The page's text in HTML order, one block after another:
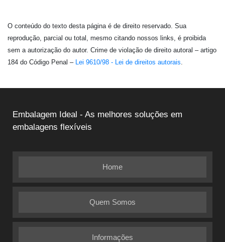
O conteúdo do texto desta página é de direito reservado. Sua
reprodução, parcial ou total, mesmo citando nossos links, é proibida
sem a autorização do autor. Crime de violação de direito autoral – artigo
184 do Código Penal – Lei 9610/98 - Lei de direitos autorais.
Embalagem Ideal - As melhores soluções em
embalagens flexíveis
Home
Quem Somos
Informações